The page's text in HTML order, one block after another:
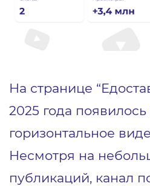
На странице
2025 года появилось
горизонтальное
Несмотря на
публикаций, канал